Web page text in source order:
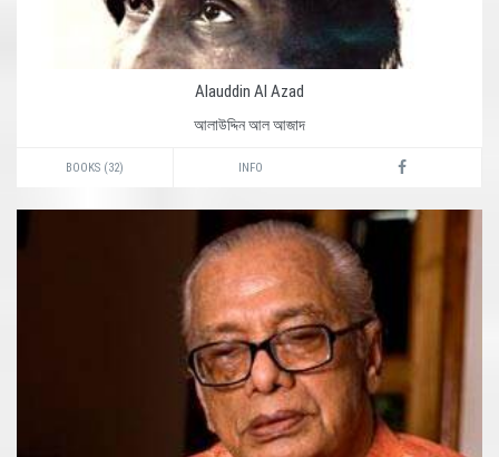
Alauddin Al Azad
আলাউদ্দিন আল আজাদ
BOOKS (32) INFO